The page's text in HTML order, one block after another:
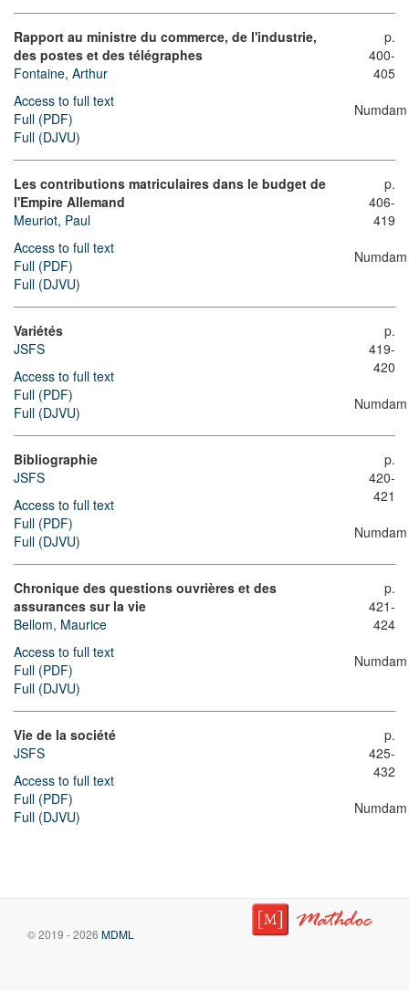
Rapport au ministre du commerce, de l'industrie,
des postes et des télégraphes
Fontaine, Arthur
Access to full text
Full (PDF)
Full (DJVU)
p.
400-
405
Numdam
Les contributions matriculaires dans le budget de
l'Empire Allemand
Meuriot, Paul
Access to full text
Full (PDF)
Full (DJVU)
p.
406-
419
Numdam
Variétés
JSFS
Access to full text
Full (PDF)
Full (DJVU)
p.
419-
420
Numdam
Bibliographie
JSFS
Access to full text
Full (PDF)
Full (DJVU)
p.
420-
421
Numdam
Chronique des questions ouvrières et des
assurances sur la vie
Bellom, Maurice
Access to full text
Full (PDF)
Full (DJVU)
p.
421-
424
Numdam
Vie de la société
JSFS
Access to full text
Full (PDF)
Full (DJVU)
p.
425-
432
Numdam
© 2019 - 2026 MDML